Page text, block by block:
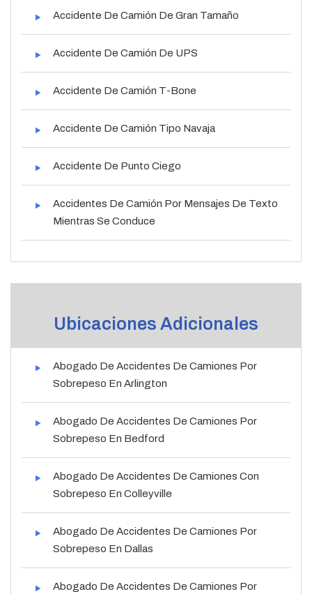
Accidente De Camión De Gran Tamaño
Accidente De Camión De UPS
Accidente De Camión T-Bone
Accidente De Camión Tipo Navaja
Accidente De Punto Ciego
Accidentes De Camión Por Mensajes De Texto
Mientras Se Conduce
Ubicaciones Adicionales
Abogado De Accidentes De Camiones Por
Sobrepeso En Arlington
Abogado De Accidentes De Camiones Por
Sobrepeso En Bedford
Abogado De Accidentes De Camiones Con
Sobrepeso En Colleyville
Abogado De Accidentes De Camiones Por
Sobrepeso En Dallas
Abogado De Accidentes De Camiones Por